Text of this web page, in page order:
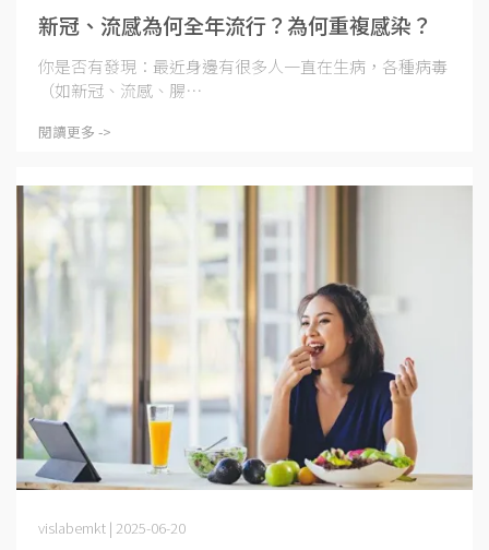
新冠、流感為何全年流行？為何重複感染？
你是否有發現：最近身邊有很多人一直在生病，各種病毒
（如新冠、流感、腸⋯
閱讀更多 ->
vislabemkt | 2025-06-20